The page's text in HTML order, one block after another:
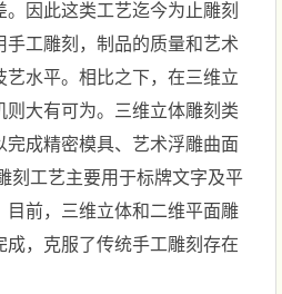
因此这类工艺迄今为止雕刻
手工雕刻，制品的质量和艺术
艺水平。相比之下，在三维立
则大有可为。三维立体雕刻类
完成精密模具、艺术浮雕曲面
刻工艺主要用于标牌文字及平
目前，三维立体和二维平面雕
成，克服了传统手工雕刻存在